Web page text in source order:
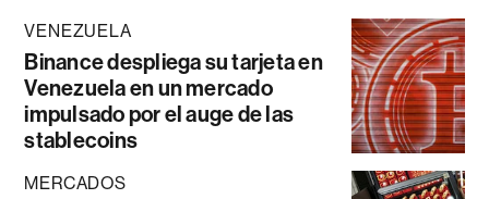
VENEZUELA
Binance despliega su tarjeta en
Venezuela en un mercado
impulsado por el auge de las
stablecoins
MERCADOS